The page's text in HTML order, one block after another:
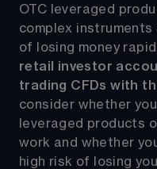
OTC leveraged
complex instruments
of losing money
retail investor
trading CFDs with
consider whether
leveraged products
work and whether
high risk of losing